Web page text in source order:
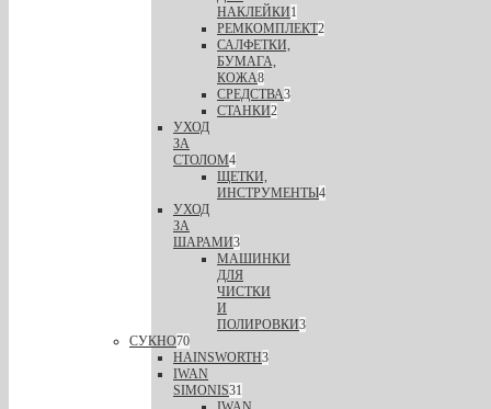
НАКЛЕЙКИ1
РЕМКОМПЛЕКТ2
САЛФЕТКИ,
БУМАГА,
КОЖА8
СРЕДСТВА3
СТАНКИ2
УХОД
ЗА
СТОЛОМ4
ЩЕТКИ,
ИНСТРУМЕНТЫ4
УХОД
ЗА
ШАРАМИ3
МАШИНКИ
ДЛЯ
ЧИСТКИ
И
ПОЛИРОВКИ3
СУКНО70
HAINSWORTH3
IWAN
SIMONIS31